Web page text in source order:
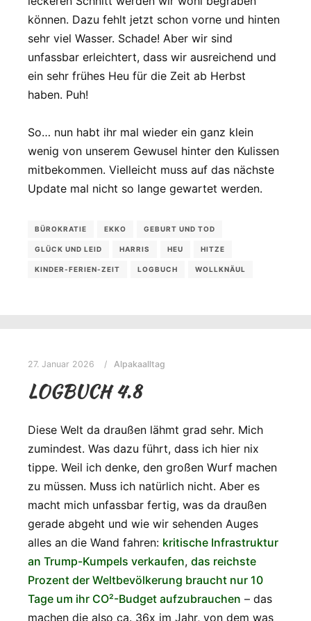
können. Dazu fehlt jetzt schon vorne und hinten
sehr viel Wasser. Schade! Aber wir sind
unfassbar erleichtert, dass wir ausreichend und
ein sehr frühes Heu für die Zeit ab Herbst
haben. Puh!
So… nun habt ihr mal wieder ein ganz klein
wenig von unserem Gewusel hinter den Kulissen
mitbekommen. Vielleicht muss auf das nächste
Update mal nicht so lange gewartet werden.
BÜROKRATIE EKKO GEBURT UND TOD
GLÜCK UND LEID HARRIS HEU HITZE
KINDER-FERIEN-ZEIT LOGBUCH WOLLKNÄUL
27. Januar 2026 Alpakaalltag
LOGBUCH 4.8
Diese Welt da draußen lähmt grad sehr. Mich
zumindest. Was dazu führt, dass ich hier nix
tippe. Weil ich denke, den großen Wurf machen
zu müssen. Muss ich natürlich nicht. Aber es
macht mich unfassbar fertig, was da draußen
gerade abgeht und wie wir sehenden Auges
alles an die Wand fahren: kritische Infrastruktur
an Trump-Kumpels verkaufen, das reichste
Prozent der Weltbevölkerung braucht nur 10
Tage um ihr CO²-Budget aufzubrauchen – das
machen die also ca. 36x im Jahr, von dem was